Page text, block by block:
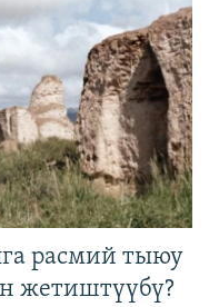
расмий тыюу
жетиштүүбү?